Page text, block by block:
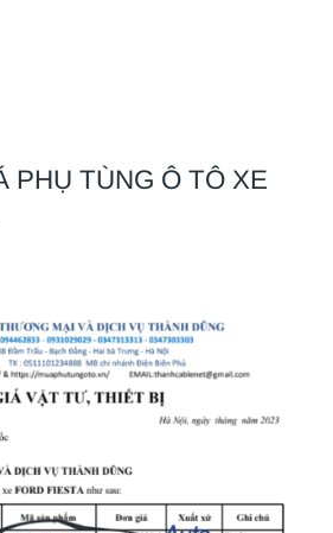
PHỤ TÙNG Ô TÔ XE